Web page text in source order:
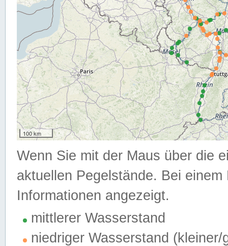
100 km
Wenn Sie mit der Maus über die
aktuellen Pegelstände. Bei
Informationen angezeigt.
mittlerer Wasserstand
niedriger Wasserstand (kleiner/